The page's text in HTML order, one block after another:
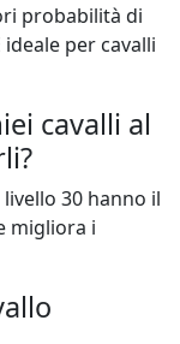
probabilità di
per cavalli
cavalli al
30 hanno il
migliora i